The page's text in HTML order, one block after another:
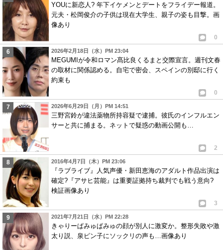
YOUに新恋人? 年下イケメンとデートをフライデー報道。
元夫・松岡俊介の子供は現在大学生、親子の姿も目撃。画
像あり
0
2026年2月18日（水）PM 23:04
MEGUMIが令和ロマン髙比良くるまと交際宣言。週刊文春
の取材に関係認める。自宅で密会、スペインの別邸に行く
約束も
0
2026年6月29日（月）PM 14:51
三野宮鈴が違法薬物所持容疑で逮捕。彼氏のインフルエン
サーと共に捕まる。ネットで疑惑の動画公開も…
2
2016年4月7日（木）PM 23:06
『ラブライブ』人気声優・新田恵海のアダルト作品出演は
確定?『アサヒ芸能』は重要証拠持ち裁判でも戦う意向?
検証画像あり
3
2021年7月21日（水）PM 22:28
きゃりーぱみゅぱみゅの顔が別人に激変か。整形失敗や激
太り説、泉ピン子にソックリの声も…画像あり